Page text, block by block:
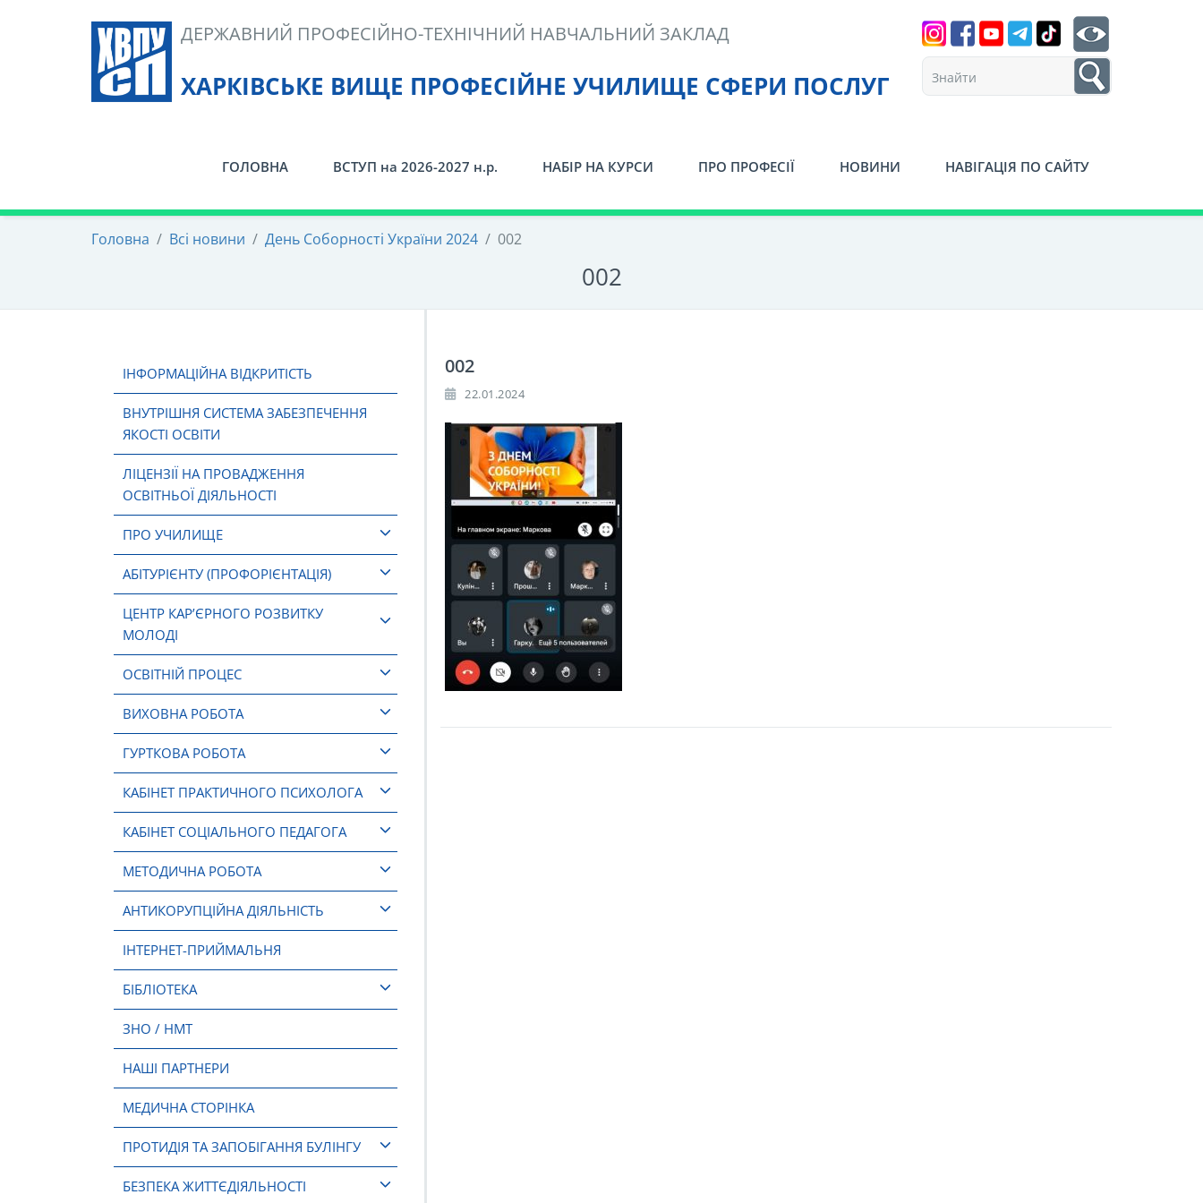
ХАРКІВСЬКЕ ВИЩЕ ПРОФЕСІЙНЕ УЧИЛИЩЕ СФЕРИ ПОСЛУГ
ДЕРЖАВНИЙ ПРОФЕСІЙНО-ТЕХНІЧНИЙ НАВЧАЛЬНИЙ ЗАКЛАД
1
ГОЛОВНА ВСТУП на 2026-2027 н.р. НАБІР НА КУРСИ ПРО ПРОФЕСІЇ НОВИНИ НАВІГАЦІЯ ПО САЙТУ
Головна / Всі новини / День Соборності України 2024 / 002
002
ІНФОРМАЦІЙНА ВІДКРИТІСТЬ
ВНУТРІШНЯ СИСТЕМА ЗАБЕЗПЕЧЕННЯ
ЯКОСТІ ОСВІТИ
ЛІЦЕНЗІЇ НА ПРОВАДЖЕННЯ
ОСВІТНЬОЇ ДІЯЛЬНОСТІ
ПРО УЧИЛИЩЕ
АБІТУРІЄНТУ (ПРОФОРІЄНТАЦІЯ)
ЦЕНТР КАР’ЄРНОГО РОЗВИТКУ
МОЛОДІ
ОСВІТНІЙ ПРОЦЕС
ВИХОВНА РОБОТА
ГУРТКОВА РОБОТА
КАБІНЕТ ПРАКТИЧНОГО ПСИХОЛОГА
КАБІНЕТ СОЦІАЛЬНОГО ПЕДАГОГА
МЕТОДИЧНА РОБОТА
АНТИКОРУПЦІЙНА ДІЯЛЬНІСТЬ
ІНТЕРНЕТ-ПРИЙМАЛЬНЯ
БІБЛІОТЕКА
ЗНО / НМТ
НАШІ ПАРТНЕРИ
МЕДИЧНА СТОРІНКА
ПРОТИДІЯ ТА ЗАПОБІГАННЯ БУЛІНГУ
БЕЗПЕКА ЖИТТЄДІЯЛЬНОСТІ
002
22.01.2024